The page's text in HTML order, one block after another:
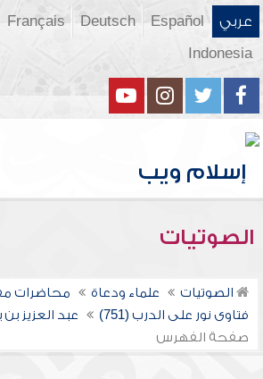
عربي Español
Deutsch
Français
Indonesia
الصوتيات
الصوتيات علماء ودعاة
محاضرات
فتاوى نور على الدرب (751)
عبد العزيز بن
صفحة الفهرس